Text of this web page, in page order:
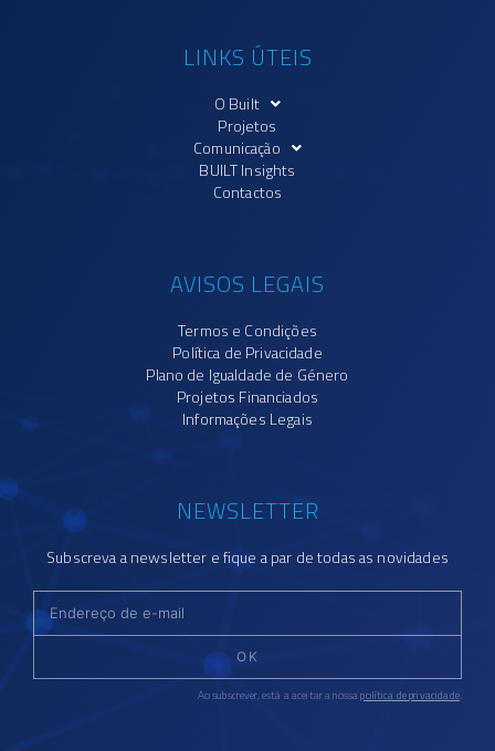
LINKS ÚTEIS
O Built
Projetos
Comunicação
BUILT Insights
Contactos
AVISOS LEGAIS
Termos e Condições
Política de Privacidade
Plano de Igualdade de Género
Projetos Financiados
Informações Legais
NEWSLETTER
Subscreva a newsletter e fique a par de todas as novidades
OK
Ao subscrever, está a aceitar a nossapolítica de privacidade.